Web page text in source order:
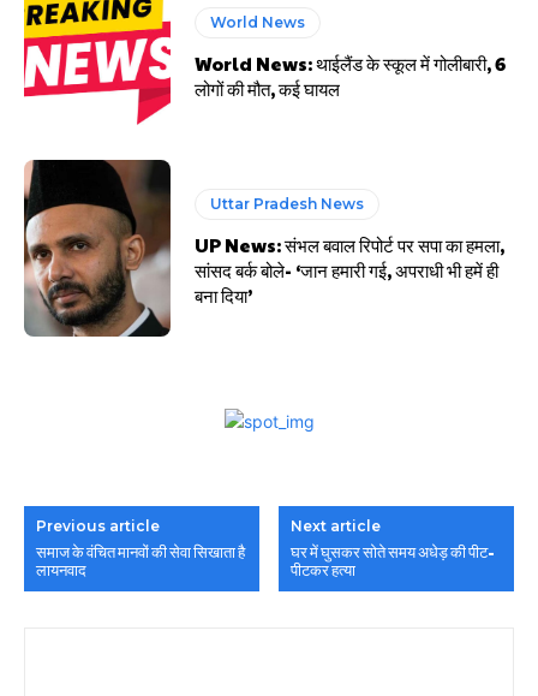
World News
World News: थाईलैंड के स्कूल में गोलीबारी, 6
लोगों की मौत, कई घायल
Uttar Pradesh News
UP News: संभल बवाल रिपोर्ट पर सपा का हमला,
सांसद बर्क बोले- ‘जान हमारी गई, अपराधी भी हमें ही
बना दिया’
Previous article
समाज के वंचित मानवों की सेवा सिखाता है
लायनवाद
Next article
घर में घुसकर सोते समय अधेड़ की पीट-
पीटकर हत्या